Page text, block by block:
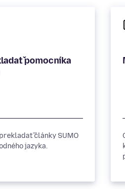
pomocníka
články SUMO
jazyka.